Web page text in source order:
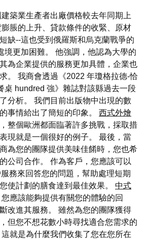
築業生產者出廠價格較去年同期上
脹的上升、貸款條件的收緊、原材
缺--這也受到俄羅斯和烏克蘭戰爭的
境更加困難。 他強調，他認為大學的
為企業提供的服務更加具體，企業也
。 我商會透過《2022 年瓊格拉德-恰
桌 hundred 強》雜誌對該縣過去一段
分析。 我們目前出版物中出現的數
事情給出了簡短的印象。 西式外燴
整個歐洲都面臨著許多挑戰，採取措
現就是一個很好的例子。 最後，當
為您的團隊提供美味佳餚時，您也希
公司合作。 作為客戶，您應該可以
務來回答您的問題，幫助處理短期
使計劃的膳食達到最佳效果。 中式
應該能夠提供有關您的體驗的回
改進其服務。 雖然為您的團隊獲得
但您不想花數小時尋找適合您需求的
就是為什麼我們收集了您在您所在